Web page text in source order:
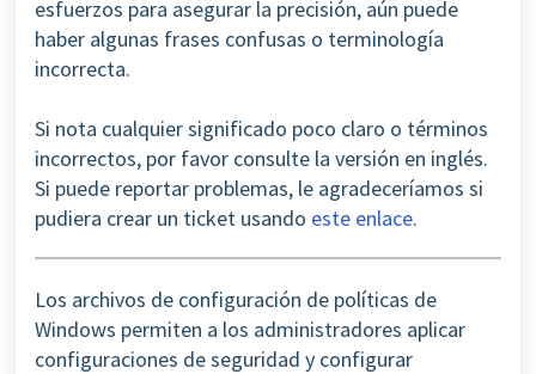
esfuerzos para asegurar la precisión, aún puede
haber algunas frases confusas o terminología
incorrecta.
Si nota cualquier significado poco claro o términos
incorrectos, por favor consulte la versión en inglés.
Si puede reportar problemas, le agradeceríamos si
pudiera crear un ticket usando este enlace.
Los archivos de configuración de políticas de
Windows permiten a los administradores aplicar
configuraciones de seguridad y configurar